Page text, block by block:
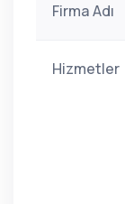
Firma Adı
Hizmetler